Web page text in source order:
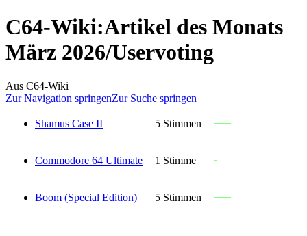
C64-Wiki:Artikel des Monats
März 2026/Uservoting
Aus C64-Wiki
Zur Navigation springenZur Suche springen
Shamus Case II 5 Stimmen
Commodore 64 Ultimate 1 Stimme
Boom (Special Edition) 5 Stimmen